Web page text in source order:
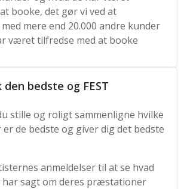
booke, det gør vi ved at
mere end 20.000 andre kunder
været tilfredse med at booke
den bedste og FEST
stille og roligt sammenligne hvilke
de bedste og giver dig det bedste
anmeldelser til at se hvad
har sagt om deres præstationer